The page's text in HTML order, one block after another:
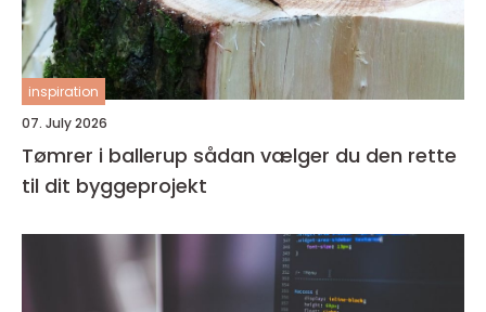
inspiration
07. July 2026
Tømrer i ballerup sådan vælger du den rette
til dit byggeprojekt